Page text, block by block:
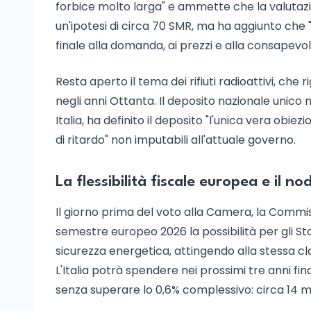
forbice molto larga" e ammette che la
un'ipotesi di circa 70 SMR, ma ha aggiunto
finale alla domanda, ai prezzi e alla
Resta aperto il tema dei rifiuti radioattivi, che
negli anni Ottanta. Il deposito nazionale unico
Italia, ha definito il deposito "l'unica vera
di ritardo" non imputabili all'attuale governo.
La flessibilità fiscale europea e il
Il giorno prima del voto alla Camera, la
semestre europeo 2026 la possibilità per gli
sicurezza energetica, attingendo alla stessa
L'Italia potrà spendere nei prossimi tre anni
senza superare lo 0,6% complessivo: circa 14